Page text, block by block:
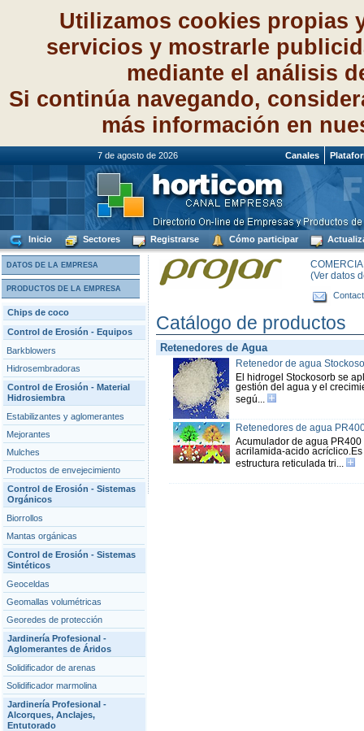
Utilizamos cookies propias
servicios y mostrarle
mediante el análisis
Si continúa navegando,
más información en
7 de agosto de 2026 Canales
Inicio Sectores Registrarse Cómo participar
DATOS DE LA EMPRESA
PRODUCTOS DE LA EMPRESA
Chips de coco
Control de Erosión - Equipos
Barkblowers
Hidrosembradoras
Control de Erosión - Material
Hidrosiembra
Estabilizantes y aglomerantes
Mejorantes
Mulches
Productos de envejecimiento
Control de Erosión - Sistemas
Orgánicos
Biorrollos
Mantas orgánicas
Control de Erosión - Sistemas
Sintéticos
Geoceldas
Geomallas volumétricas
Georedes de protección
Jardinería Profesional -
Aglomerantes de Áridos
Solidificador de arenas
Solidificador marmolina
Jardinería Profesional -
Alcorques, Anclajes,
Entutorado
(Ver datos
Catálogo de productos
Retenedores de Agua
Retenedor de agua
El hidrogel Stockosorb se
gestión del agua y el
segú...
Retenedores de agua
Acumulador de agua
acrilamida-acido
estructura reticulada tri...